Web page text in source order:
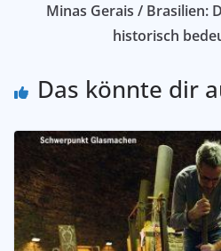
Minas Gerais / Brasilien:
historisch
Das könnte dir